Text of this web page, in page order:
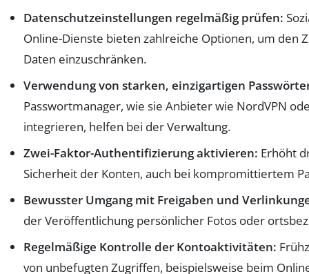
Datenschutzeinstellungen regelmäßig prüfen:
Online-Dienste bieten zahlreiche Optionen, um den
Daten einzuschränken.
Verwendung von starken, einzigartigen
Passwortmanager, wie sie Anbieter wie NordVPN
integrieren, helfen bei der Verwaltung.
Zwei-Faktor-Authentifizierung aktivieren: Erhöht
Sicherheit der Konten, auch bei kompromittiertem
Bewusster Umgang mit Freigaben und
der Veröffentlichung persönlicher Fotos oder
Regelmäßige Kontrolle der Kontoaktivitäten:
von unbefugten Zugriffen, beispielsweise beim